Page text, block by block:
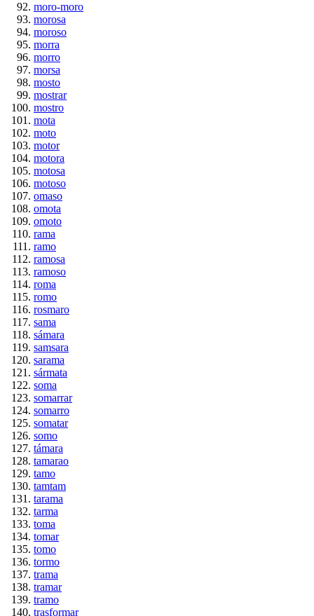
moro-moro
morosa
moroso
morra
morro
morsa
mosto
mostrar
mostro
mota
moto
motor
motora
motosa
motoso
omaso
omota
omoto
rama
ramo
ramosa
ramoso
roma
romo
rosmaro
sama
sámara
samsara
sarama
sármata
soma
somarrar
somarro
somatar
somo
támara
tamarao
tamo
tamtam
tarama
tarma
toma
tomar
tomo
tormo
trama
tramar
tramo
trasformar